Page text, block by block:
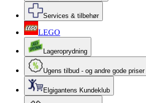
Services & tilbehør
LEGO
Lageroprydning
Ugens tilbud - og andre gode priser
Elgigantens Kundeklub